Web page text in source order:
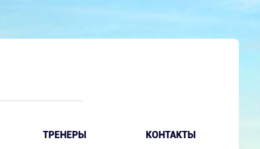
ТРЕНЕРЫ КОНТАКТЫ